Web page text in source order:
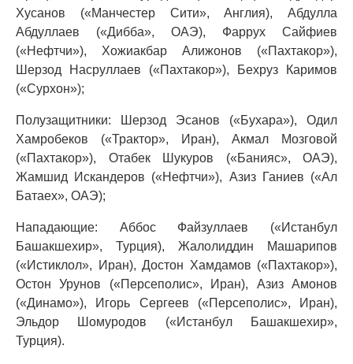
Хусанов («Манчестер Сити», Англия), Абдулла
Абдуллаев («Дибба», ОАЭ), Фаррух Сайфиев
(«Нефтчи»), Хожиакбар Алижонов («Пахтакор»),
Шерзод Насруллаев («Пахтакор»), Бехруз Каримов
(«Сурхон»);
Полузащитники: Шерзод Эсанов («Бухара»), Одил
Хамробеков («Трактор», Иран), Акмал Мозговой
(«Пахтакор»), Отабек Шукуров («Банияс», ОАЭ),
Жамшид Искандеров («Нефтчи»), Азиз Ганиев («Ал
Батаех», ОАЭ);
Нападающие: Аббос Файзуллаев («Истанбул
Башакшехир», Турция), Жалолиддин Машарипов
(«Истиклол», Иран), Достон Хамдамов («Пахтакор»),
Остон Урунов («Персеполис», Иран), Азиз Амонов
(«Динамо»), Игорь Сергеев («Персеполис», Иран),
Эльдор Шомуродов («Истанбул Башакшехир»,
Турция).